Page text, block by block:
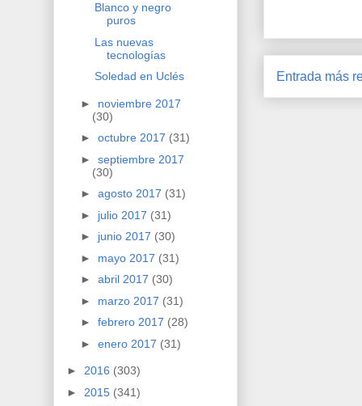
Entrada más
Blanco y negro
puros
Las nuevas
tecnologías
Soledad en Uclés
► noviembre 2017
(30)
► octubre 2017 (31)
► septiembre 2017
(30)
► agosto 2017 (31)
► julio 2017 (31)
► junio 2017 (30)
► mayo 2017 (31)
► abril 2017 (30)
► marzo 2017 (31)
► febrero 2017 (28)
► enero 2017 (31)
► 2016 (303)
► 2015 (341)